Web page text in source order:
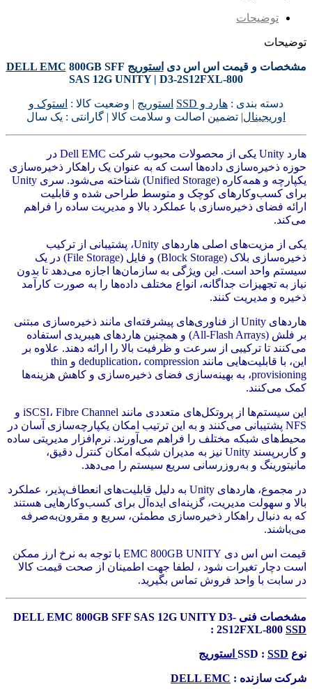
توضیحات
توضیحات
مشخصات و قیمت اس اس دی استوریج DELL EMC 800GB SFF
SAS 12G UNITY | D3-2S12FXL-800
دسته بندی : هارد و SSD استوریج | وضعیت کالا : استوک و
اوریجینال| تضمین اصالت و سلامت کالا | گارانتی : یک سال
هارد Unity یکی از محصولات محبوب شرکت Dell EMC در
حوزه ذخیره‌سازی داده‌ها است که به عنوان یک راهکار ذخیره‌سازی
یکپارچه و همه‌کاره (Unified Storage) شناخته می‌شود. سری Unity
برای کسب‌وکارهای کوچک و متوسط طراحی شده و قابلیت
ارائه فضای ذخیره‌سازی با عملکرد بالا و مدیریت ساده را فراهم
می‌کند.
یکی از مزیت‌های اصلی هاردهای Unity، پشتیبانی از ترکیب
ذخیره‌سازی بلاک (Block Storage) و فایل (File Storage) در یک
سیستم واحد است. این ویژگی به سازمان‌ها اجازه می‌دهد تا بدون
نیاز به تجهیزات جداگانه، انواع مختلف داده‌ها را به صورت کارآمد
ذخیره و مدیریت کنند.
هاردهای Unity از فناوری‌های پیشرفته‌ای مانند ذخیره‌سازی مبتنی
بر فلش (All-Flash Arrays) و همچنین هاردهای هیبریدی استفاده
می‌کنند تا ترکیبی از سرعت و ظرفیت بالا را ارائه دهند. علاوه بر
این، با قابلیت‌هایی مانند deduplication، compression و thin
provisioning، به بهینه‌سازی فضای ذخیره‌سازی و کاهش هزینه‌ها
کمک می‌کنند.
این سیستم‌ها از پروتکل‌های متعددی مانند iSCSI، Fibre Channel و
NFS پشتیبانی می‌کنند و به این ترتیب امکان یکپارچه‌سازی آسان در
محیط‌های شبکه مختلف را فراهم می‌آورند. نرم‌افزار مدیریتی ساده
و کاربرپسند Unity نیز به مدیران شبکه امکان کنترل دقیق،
مانیتورینگ و به‌روزرسانی سریع سیستم را می‌دهد.
در مجموع، هاردهای Unity به دلیل قابلیت‌های انعطاف‌پذیر، عملکرد
بالا و سهولت مدیریت، گزینه‌ای ایده‌آل برای کسب‌وکارهایی هستند
که به دنبال راهکار ذخیره‌سازی مطمئن، سریع و مقرون‌به‌صرفه
می‌باشند.
قیمت اس اس دی EMC 800GB UNITY با توجه به نرخ ارز ممکن
است دچار تغیرات شود ، لطفا جهت اطمینان از صحت قیمت کالا
در سابت با واحد فروش تماس بگیرید.
مشخصات فنی DELL EMC 800GB SFF SAS 12G UNITY D3-
2S12FXL-800 SSD
:
نوع SSD : SSD استوریج
شرکت سازنده : DELL EMC